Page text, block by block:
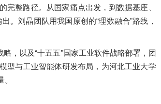
完整路径。从国家痛点出发，到数据基座、
。刘晶团队用我国原创的“理数融合”路线，
略，以及“十五五”国家工业软件战略部署，团
型与工业智能体研发布局，为河北工业大学